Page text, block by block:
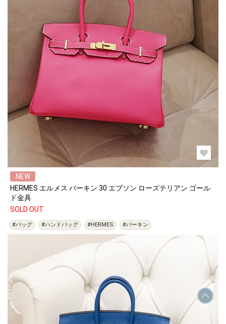
NEW
HERMES エルメス バーキン 30 エプソン ローズテリアン ゴール
ド金具
SOLD OUT
#バッグ #ハンドバッグ #HERMES #バーキン